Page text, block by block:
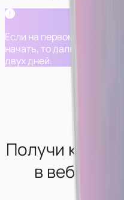
Если на первом шаге вам
начать, то дальнейшие
двух дней.
Получи
в вебкам-